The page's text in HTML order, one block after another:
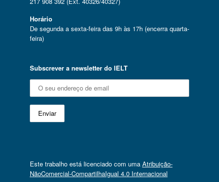
Horário
De segunda a sexta-feira das 9h às 17h (encerra quarta-
feira)
Subscrever a newsletter do IELT
Este trabalho está licenciado com uma Atribuição-
NãoComercial-CompartilhaIgual 4.0 Internacional